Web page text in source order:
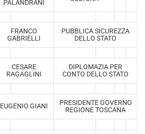
PALANDRANI
FRANCO
GABRIELLI
PUBBLICA SICUREZZA
DELLO STATO
CESARE
RAGAGLINI
DIPLOMAZIA PER
CONTO DELLO STATO
EUGENIO GIANI
PRESIDENTE GOVERNO
REGIONE TOSCANA